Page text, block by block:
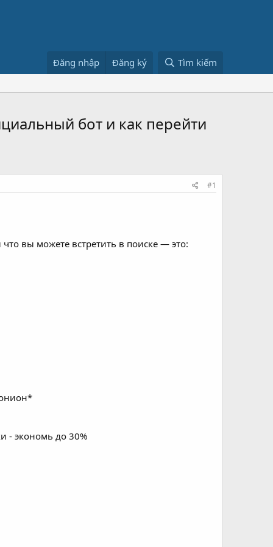
Đăng nhập Đăng ký Tìm kiếm
бот и как перейти
#1
вы можете встретить в поиске — это:
- экономь до 30%